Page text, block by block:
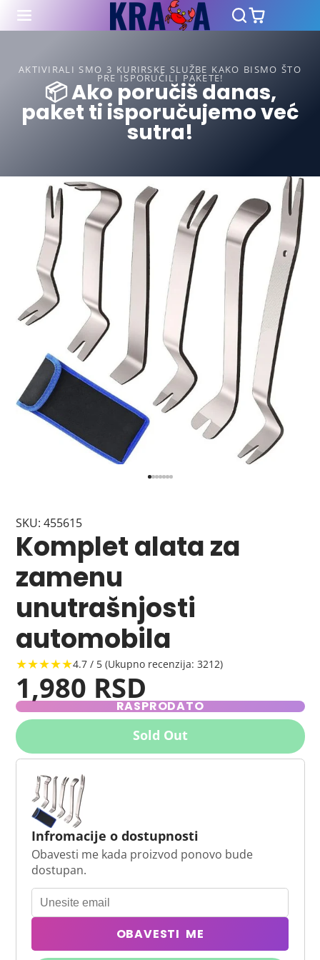
AKTIVIRALI SMO 3 KURIRSKE SLUŽBE KAKO BISMO ŠTO
PRE ISPORUČILI PAKETE!
📦 Ako poručiš danas,
paket ti isporučujemo već
sutra!
SKU: 455615
Komplet alata za
zamenu
unutrašnjosti
automobila
★★★★★4.7 / 5 (Ukupno recenzija: 3212)
1,980 RSD
RASPRODATO
Sold Out
Infromacije o dostupnosti
Obavesti me kada proizvod ponovo bude
dostupan.
OBAVESTI ME